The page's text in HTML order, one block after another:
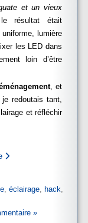
et un vieux
résultat était
lumière
les LED dans
loin d’être
, et
redoutais tant,
et réfléchir
, éclairage, hack,
»